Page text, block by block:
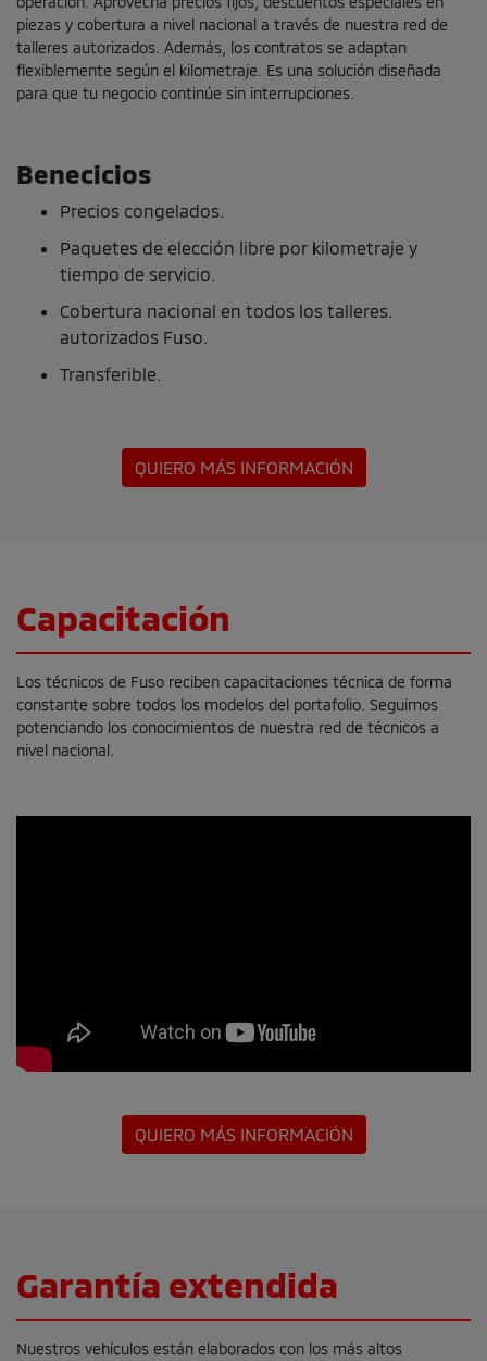
piezas y cobertura a nivel nacional a través de nuestra red de
talleres autorizados. Además, los contratos se adaptan
flexiblemente según el kilometraje. Es una solución diseñada
para que tu negocio continúe sin interrupciones.
Benecicios
Precios congelados.
Paquetes de elección libre por kilometraje y
tiempo de servicio.
Cobertura nacional en todos los talleres.
autorizados Fuso.
Transferible.
QUIERO MÁS INFORMACIÓN
Capacitación
Los técnicos de Fuso reciben capacitaciones técnica de forma
constante sobre todos los modelos del portafolio. Seguimos
potenciando los conocimientos de nuestra red de técnicos a
nivel nacional.
QUIERO MÁS INFORMACIÓN
Garantía extendida
Nuestros vehículos están elaborados con los más altos